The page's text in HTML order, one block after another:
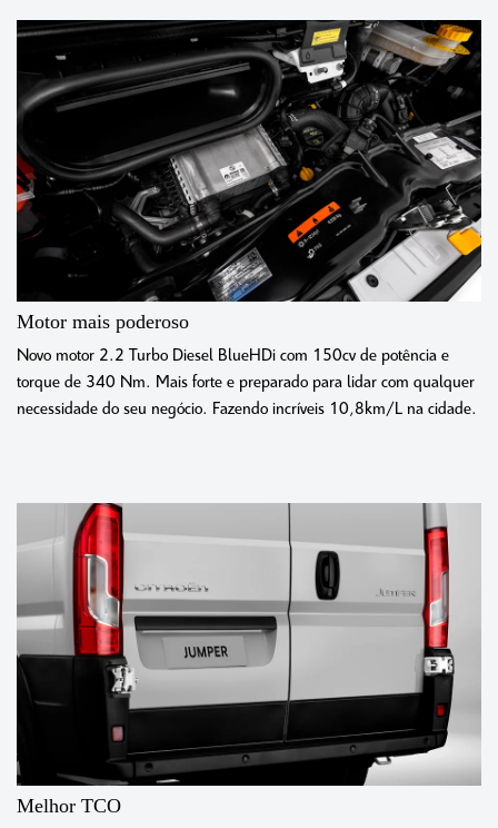
Motor mais poderoso
Novo motor 2.2 Turbo Diesel BlueHDi com 150cv de potência e
torque de 340 Nm. Mais forte e preparado para lidar com qualquer
necessidade do seu negócio. Fazendo incríveis 10,8km/L na cidade.
Melhor TCO